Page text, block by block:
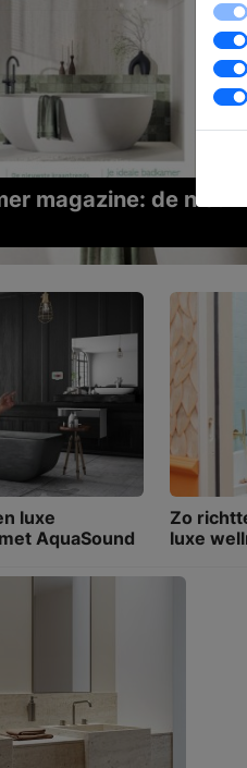
magazine: de
luxe
AquaSound
Zo
luxe